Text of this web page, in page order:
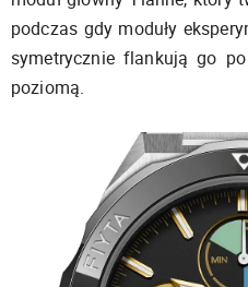
podczas gdy moduły
symetrycznie flankują go
poziomą.